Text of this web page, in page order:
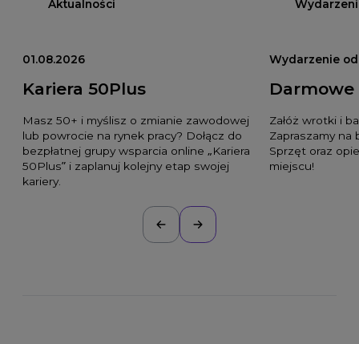
Aktualności
01.08.2026
Kariera 50Plus
Masz 50+ i myślisz o zmianie zawodowej
lub powrocie na rynek pracy? Dołącz do
bezpłatnej grupy wsparcia online „Kariera
50Plus” i zaplanuj kolejny etap swojej
kariery.
Wydarzenie
Załóż wrotki i
Zapraszamy na
Sprzęt oraz
miejscu!